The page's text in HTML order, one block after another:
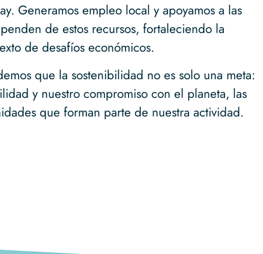
Generamos empleo local y apoyamos a las
de estos recursos, fortaleciendo la
de desafíos económicos.
que la sostenibilidad no es solo una meta:
y nuestro compromiso con el planeta, las
que forman parte de nuestra actividad.